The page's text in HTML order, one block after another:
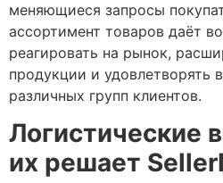
меняющиеся запросы
ассортимент товаров даёт
реагировать на рынок,
продукции и удовлетворять
различных групп клиентов.
Логистические
их решает